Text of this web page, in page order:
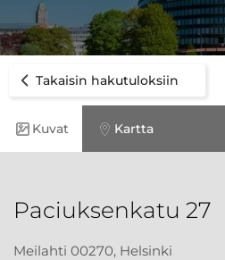
Takaisin hakutuloksiin
Kuvat Kartta
Paciuksenkatu 27
Meilahti 00270, Helsinki